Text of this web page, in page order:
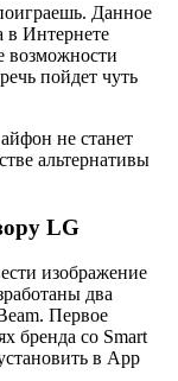
Данное
в Интернете
возможности
пойдет чуть
не станет
альтернативы
LG
изображение
два
Первое
бренда со Smart
в App